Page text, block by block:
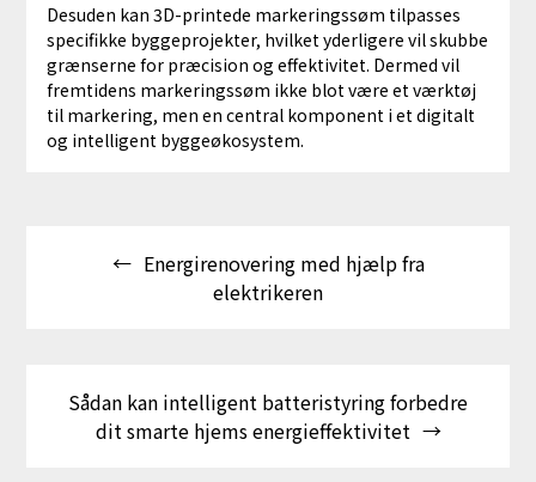
Desuden kan 3D-printede markeringssøm tilpasses
specifikke byggeprojekter, hvilket yderligere vil skubbe
grænserne for præcision og effektivitet. Dermed vil
fremtidens markeringssøm ikke blot være et værktøj
til markering, men en central komponent i et digitalt
og intelligent byggeøkosystem.
Energirenovering med hjælp fra
elektrikeren
Sådan kan intelligent batteristyring forbedre
dit smarte hjems energieffektivitet